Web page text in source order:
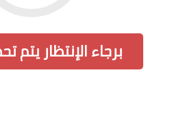
برجاء الإنتظار يتم